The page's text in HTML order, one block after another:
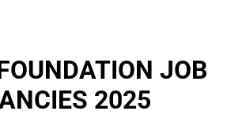
JOB
2025